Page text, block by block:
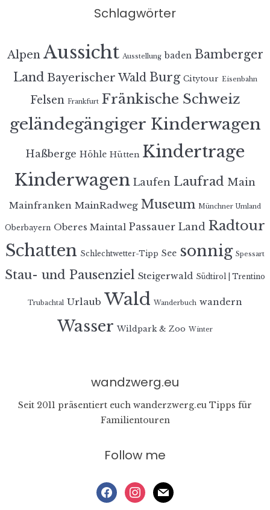
Schlagwörter
Alpen Aussicht Ausstellung baden Bamberger
Land Bayerischer Wald Burg Citytour Eisenbahn
Felsen Frankfurt Fränkische Schweiz
geländegängiger Kinderwagen
Haßberge Höhle Hütten Kindertrage
Kinderwagen Laufen Laufrad Main
Mainfranken MainRadweg Museum Münchner Umland
Oberbayern Oberes Maintal Passauer Land Radtour
Schatten Schlechtwetter-Tipp See sonnig Spessart
Stau- und Pausenziel Steigerwald Südtirol | Trentino
Trubachtal Urlaub Wald Wanderbuch wandern
Wasser Wildpark & Zoo Winter
wandzwerg.eu
Seit 2011 präsentiert euch wanderzwerg.eu Tipps für
Familientouren
Follow me
facebookinstagram
mail